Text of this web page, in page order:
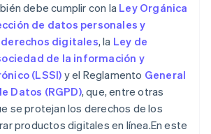
debe cumplir con la Ley Orgánica
de datos personales y
digitales, la Ley de
de la información y
(LSSI) y el Reglamento General
Datos (RGPD), que, entre otras
se protejan los derechos de los
productos digitales en línea.En este